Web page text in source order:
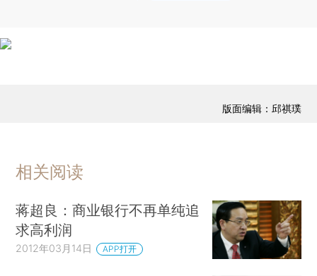
版面编辑：邱祺璞
相关阅读
蒋超良：商业银行不再单纯追
求高利润
2012年03月14日 APP打开